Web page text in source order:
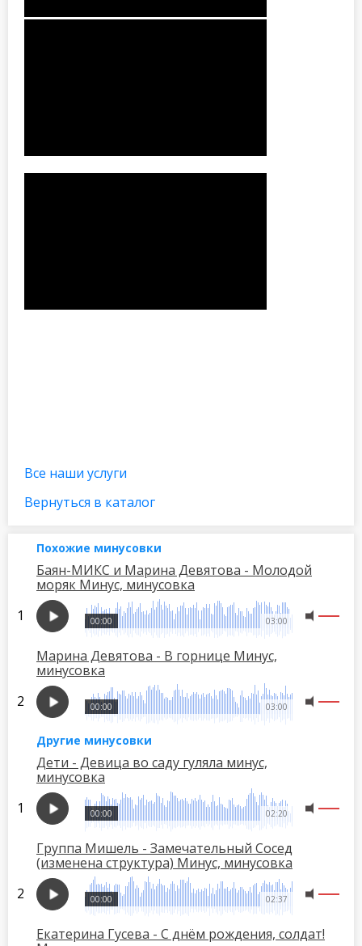
Все наши услуги
Вернуться в каталог
Похожие минусовки
Баян-МИКС и Марина Девятова - Молодой
моряк Минус, минусовка
03:00
00:00
Марина Девятова - В горнице Минус,
минусовка
03:00
00:00
Другие минусовки
Дети - Девица во саду гуляла минус,
минусовка
02:20
00:00
Группа Мишель - Замечательный Сосед
(изменена структура) Минус, минусовка
02:37
00:00
Екатерина Гусева - С днём рождения, солдат!